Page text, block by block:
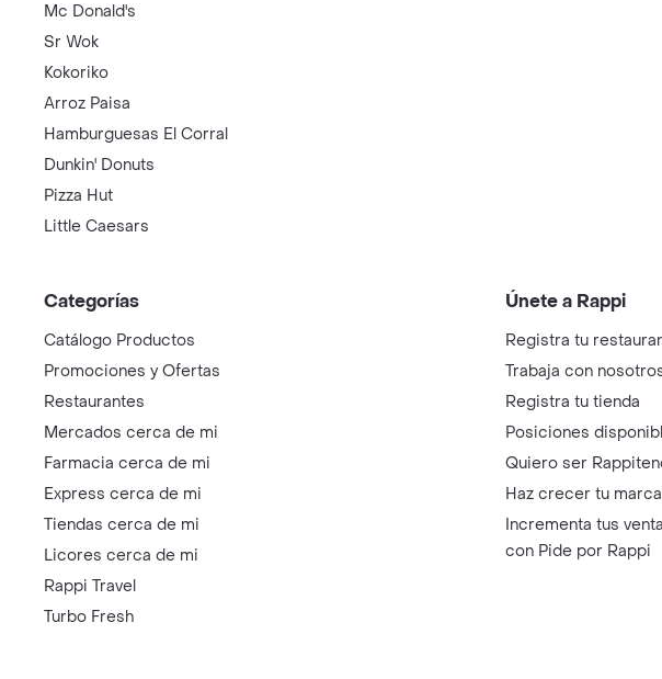
Mc Donald's
Sr Wok
Kokoriko
Arroz Paisa
Hamburguesas El Corral
Dunkin' Donuts
Pizza Hut
Little Caesars
Categorías
Catálogo Productos
Promociones y Ofertas
Restaurantes
Mercados cerca de mi
Farmacia cerca de mi
Express cerca de mi
Tiendas cerca de mi
Licores cerca de mi
Rappi Travel
Turbo Fresh
Únete a Rappi
Registra tu
Trabaja con
Registra tu tienda
Posiciones
Quiero ser
Haz crecer tu marca
Incrementa tus
con Pide por Rappi